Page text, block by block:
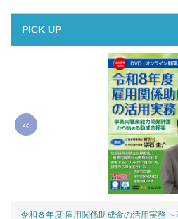
PICK UP
令和８年度 雇用関係助成金の活用実務
«